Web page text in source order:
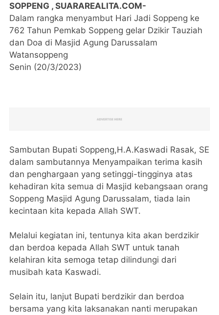
SOPPENG , SUARAREALITA.COM-
Dalam rangka menyambut Hari Jadi Soppeng ke
762 Tahun Pemkab Soppeng gelar Dzikir Tauziah
dan Doa di Masjid Agung Darussalam
Watansoppeng
Senin (20/3/2023)
Sambutan Bupati Soppeng,H.A.Kaswadi Rasak, SE
dalam sambutannya Menyampaikan terima kasih
dan penghargaan yang setinggi-tingginya atas
kehadiran kita semua di Masjid kebangsaan orang
Soppeng Masjid Agung Darussalam, tiada lain
kecintaan kita kepada Allah SWT.
Melalui kegiatan ini, tentunya kita akan berdzikir
dan berdoa kepada Allah SWT untuk tanah
kelahiran kita semoga tetap dilindungi dari
musibah kata Kaswadi.
Selain itu, lanjut Bupati berdzikir dan berdoa
bersama yang kita laksanakan nanti merupakan